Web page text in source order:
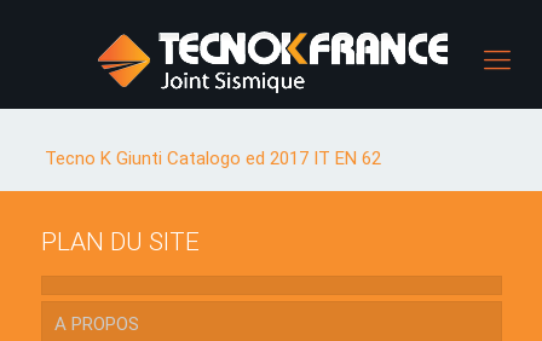
Tecno K Giunti Catalogo ed 2017 IT EN 62
PLAN DU SITE
A PROPOS